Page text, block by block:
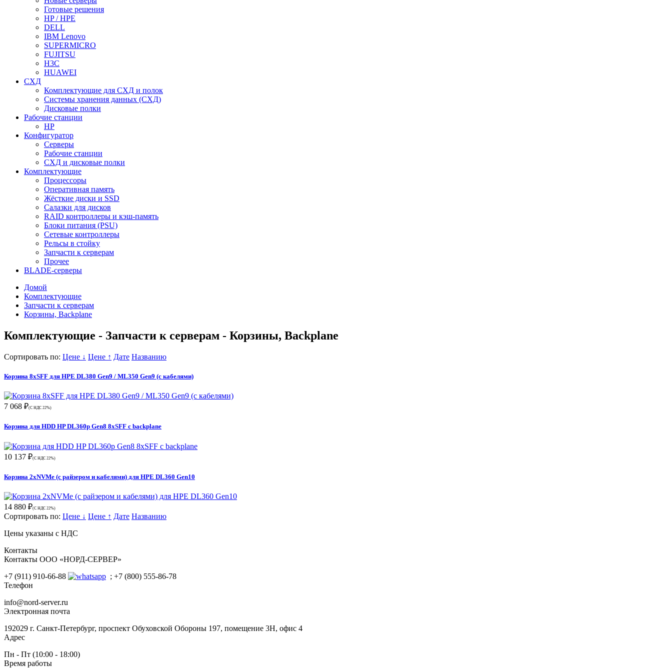
Готовые решения
HP / HPE
DELL
IBM Lenovo
SUPERMICRO
FUJITSU
H3C
HUAWEI
СХД
Комплектующие для СХД и полок
Системы хранения данных (СХД)
Дисковые полки
Рабочие станции
HP
Конфигуратор
Серверы
Рабочие станции
СХД и дисковые полки
Комплектующие
Процессоры
Оперативная память
Жёсткие диски и SSD
Салазки для дисков
RAID контроллеры и кэш-память
Блоки питания (PSU)
Сетевые контроллеры
Рельсы в стойку
Запчасти к серверам
Прочее
BLADE-серверы
Домой
Комплектующие
Запчасти к серверам
Корзины, Backplane
Комплектующие - Запчасти к серверам - Корзины, Backplane
Сортировать по: Цене ↓ Цене ↑ Дате Названию
Корзина 8xSFF для HPE DL380 Gen9 / ML350 Gen9 (с кабелями)
7 068 ₽(С НДС 22%)
Корзина для HDD HP DL360p Gen8 8xSFF с backplane
10 137 ₽(С НДС 22%)
Корзина 2xNVMe (с райзером и кабелями) для HPE DL360 Gen10
14 880 ₽(С НДС 22%)
Сортировать по: Цене ↓ Цене ↑ Дате Названию
Цены указаны с НДС
Контакты
Контакты ООО «НОРД-СЕРВЕР»
+7 (911) 910-66-88
; +7 (800) 555-86-78
Телефон
info@nord-server.ru
Электронная почта
192029 г. Санкт-Петербург, проспект Обуховской Обороны 197, помещение 3Н, офис 4
Адрес
Пн - Пт (10:00 - 18:00)
Время работы